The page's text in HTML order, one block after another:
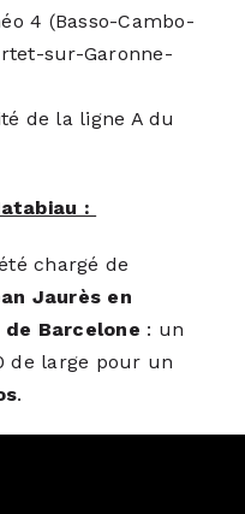
4 (Basso-Cambo-
sur-Garonne-
de la ligne A du
:
chargé de
Jaurès en
de Barcelone : un
de large pour un
.